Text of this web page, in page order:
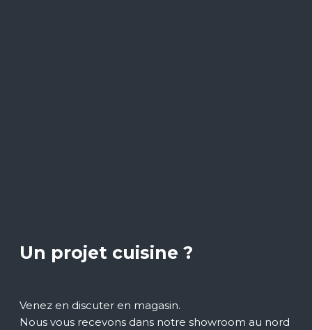
Un projet cuisine ?
Venez en discuter en magasin.
Nous vous recevons dans notre showroom au nord